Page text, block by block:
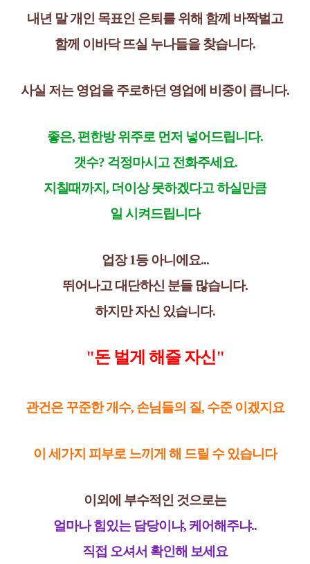
내년 말 개인 목표인 은퇴를 위해 함께 바짝벌고
함께 이바닥 뜨실 누나들을 찾습니다.
사실 저는 영업을 주로하던 영업에 비중이 큽니다.
좋은, 편한방 위주로 먼저 넣어드립니다.
갯수? 걱정마시고 전화주세요.
지칠때까지, 더이상 못하겠다고 하실만큼
일 시켜드립니다
업장 1등 아니에요...
뛰어나고 대단하신 분들 많습니다.
하지만 자신 있습니다.
"돈 벌게 해줄 자신"
관건은 꾸준한 개수, 손님들의 질, 수준 이겠지요
이 세가지 피부로 느끼게 해 드릴 수 있습니다
이외에 부수적인 것으로는
얼마나 힘있는 담당이냐, 케어해주냐..
직접 오셔서 확인해 보세요